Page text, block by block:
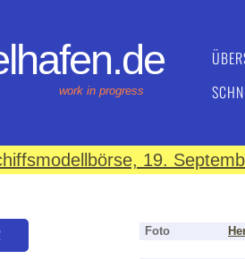
work in progress
19.
Foto